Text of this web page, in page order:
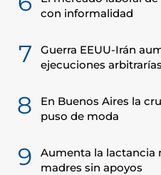
con informalidad
7
Guerra EEUU-Irán
ejecuciones
8
En Buenos Aires la
puso de moda
9
Aumenta la lactancia
madres sin apoyos